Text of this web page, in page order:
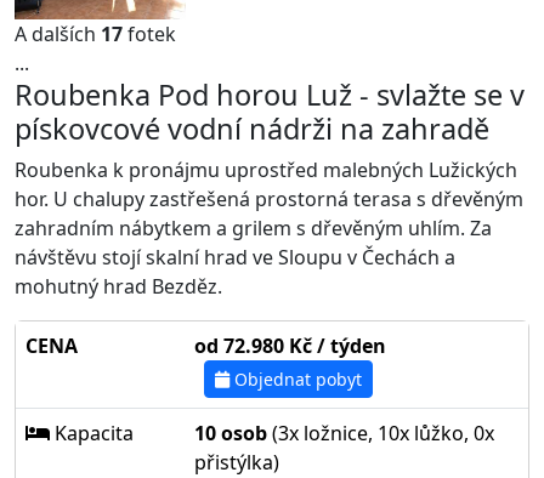
A dalších 17fotek
...
Roubenka Pod horou Luž - svlažte se v
pískovcové vodní nádrži na zahradě
Roubenka k pronájmu uprostřed malebných Lužických
hor. U chalupy zastřešená prostorná terasa s dřevěným
zahradním nábytkem a grilem s dřevěným uhlím. Za
návštěvu stojí skalní hrad ve Sloupu v Čechách a
mohutný hrad Bezděz.
CENA od 72.980 Kč / týden
Objednat pobyt
Kapacita 10 osob(3x ložnice, 10x lůžko, 0x
přistýlka)